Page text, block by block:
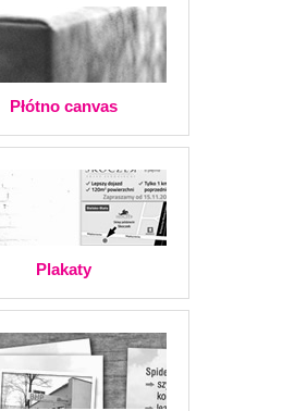
Płótno canvas
Plakaty